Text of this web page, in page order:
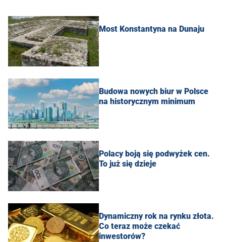
Most Konstantyna na Dunaju
Budowa nowych biur w Polsce
na historycznym minimum
Polacy boją się podwyżek cen.
To już się dzieje
Dynamiczny rok na rynku złota.
Co teraz może czekać
inwestorów?